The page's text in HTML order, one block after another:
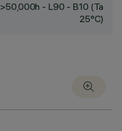
>50,000h - L90 - B10 (Ta
25°C)